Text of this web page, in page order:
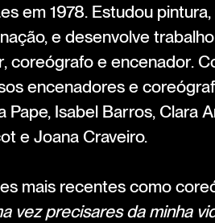
em 1978. Estudou
e desenvolve
coreógrafo e encenador.
encenadores e
Pape, Isabel Barros, Clara
e Joana Craveiro.
mais recentes como
vez precisares da minha